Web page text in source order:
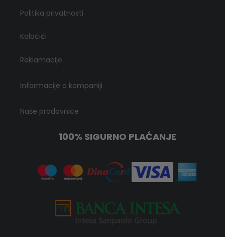
Politika privatnosti
Kolačići
Reklamacije
Informacije o kompaniji
Naše prodavnice
100% SIGURNO PLAĆANJE